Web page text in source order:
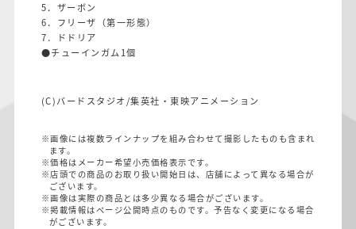
5．ザーボン
6．フリーザ（第一形態）
7．ドドリア
●チューインガム1個
(C)バードスタジオ/集英社・東映アニメーション
※画像には複数ラインナップを組み合わせて撮影したものも含まれ
ます。
※価格はメーカー希望小売価格表示です。
※店頭での商品のお取り扱い開始日は、店舗によって異なる場合が
ございます。
※画像は実際の商品とは多少異なる場合がございます。
※掲載情報はページ公開時点のものです。予告なく変更になる場合
がございます。